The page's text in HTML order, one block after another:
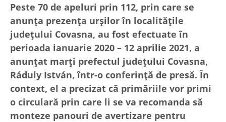
Peste 70 de apeluri prin 112, prin care se
anunța prezența urșilor în localitățile
județului Covasna, au fost efectuate în
perioada ianuarie 2020 – 12 aprilie 2021, a
anunțat marți prefectul județului Covasna,
Ráduly István, într-o conferință de presă. În
context, el a precizat că primăriile vor primi
o circulară prin care li se va recomanda să
monteze panouri de avertizare pentru